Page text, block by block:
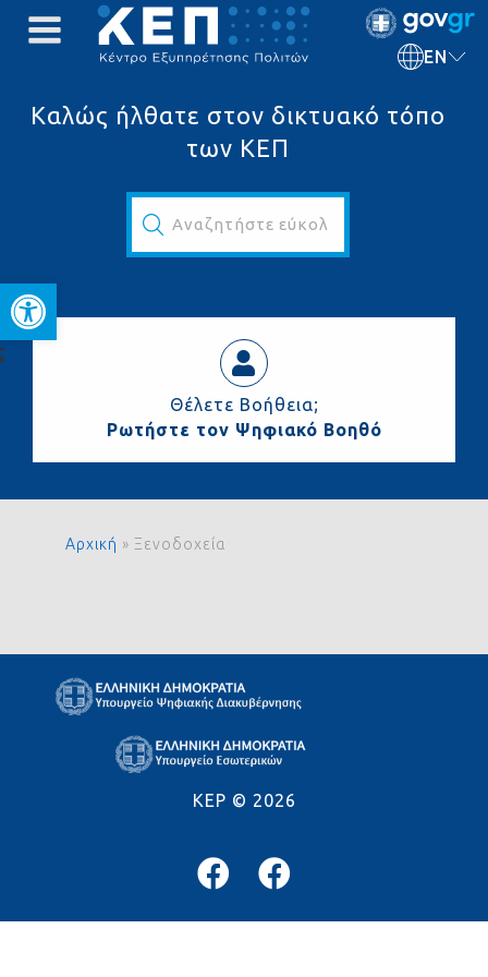
Open toolbar
EN
Καλώς ήλθατε στον δικτυακό τόπο
των ΚΕΠ
Αναζητήστε εύκολα και γρήγορα...
Θέλετε Βοήθεια;
Ρωτήστε τον Ψηφιακό Βοηθό
Αρχική » Ξενοδοχεία
KEP © 2026